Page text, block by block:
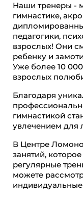
Наши тренеры -
гимнастике,
педагогики,
взрослых! Они
ребенку и
Уже более 10
взрослых
Благодаря
гимнастикой
увлечением для
В Центре
занятий,
регулярные
можете